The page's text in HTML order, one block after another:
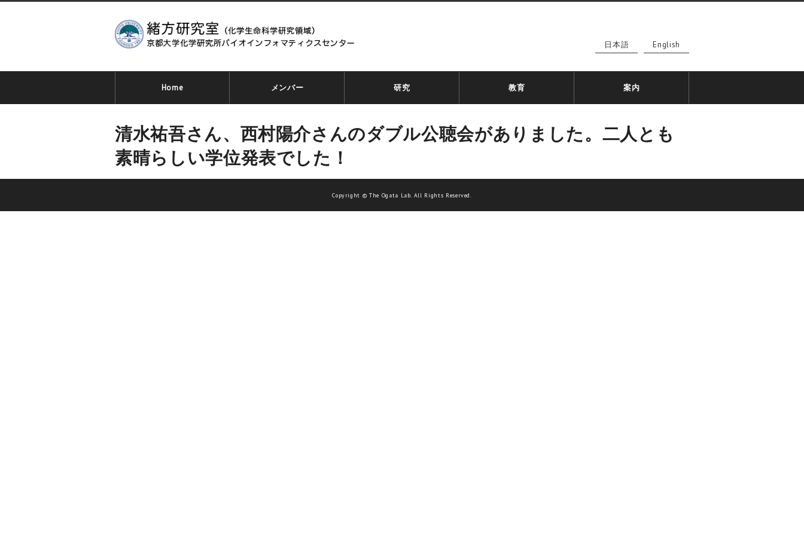
日本語 English
Home メンバー 研究 教育 案内
清水祐吾さん、西村陽介さんのダブル公聴会がありました。二人とも
素晴らしい学位発表でした！
Copyright © The Ogata Lab. All Rights Reserved.